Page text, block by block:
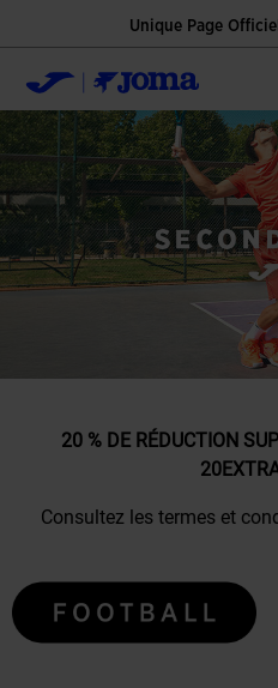
Unique Page
20 % DE RÉDUCTION
Consultez les termes et